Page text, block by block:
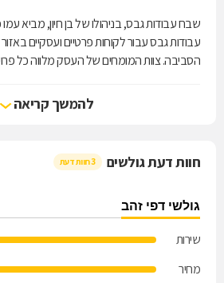
עבודות גבס עבור לקוחות פרטיים ועסקיים באזור
הסביבה. צוות המומחים של העסק מלווה כל
חומרי הגלם, רמת גימור גבוהה ועמידה בלוחות
ההתמחות ניתן למצוא תעלות גבס והנמכות
גבס, קרניזים, תקרות אקוסטיות, ספסלי גבס
עבודה מתבצעת במקצועיות ובשירות אישי,
מקצועי המותאם בדיוק לצרכים שלכם.
להמשך קריאה
חוות דעת גולשים 3 חוות דעת
גולשי דפי זהב
שירות
מחיר